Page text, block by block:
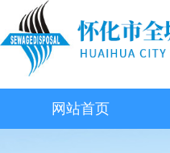
网站首页